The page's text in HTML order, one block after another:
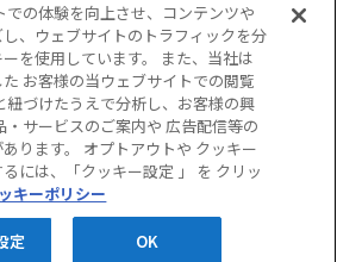
の表示価格は個別に税込・税抜等の
ない場合は「税込価格」です。
DEPARTMENT STORES, INC. All Rights Reserved.
での体験を向上させ、コンテンツや
、ウェブサイトのトラフィックを分
を使用しています。 また、当社は
お客様の当ウェブサイトでの閲覧
紐づけたうえで分析し、お客様の興
サービスのご案内や 広告配信等の
ります。 オプトアウトや クッキー
には、「クッキー設定 」 を クリッ
キーポリシー
定 OK